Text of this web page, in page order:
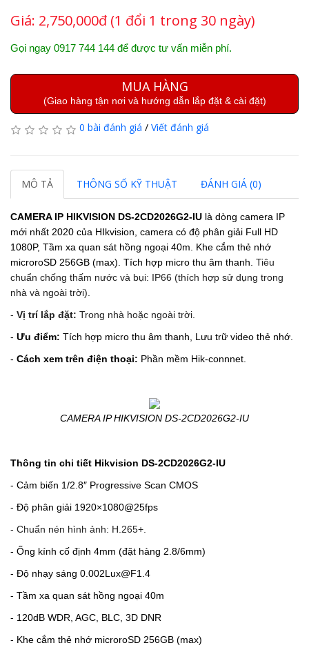
Giá: 2,750,000đ (1 đổi 1 trong 30 ngày)
Gọi ngay 0917 744 144 để được tư vấn miễn phí.
MUA HÀNG
(Giao hàng tận nơi và hướng dẫn lắp đặt & cài đặt)
0 bài đánh giá / Viết đánh giá
MÔ TẢ THÔNG SỐ KỸ THUẬT ĐÁNH GIÁ (0)
CAMERA IP HIKVISION DS-2CD2026G2-IU là dòng camera IP
mới nhất 2020 của HIkvision, camera có độ phân giải Full HD
1080P, Tầm xa quan sát hồng ngoại 40m. Khe cắm thẻ nhớ
microroSD 256GB (max). Tích hợp micro thu âm thanh. Tiêu
chuẩn chống thấm nước và bụi: IP66 (thích hợp sử dụng trong
nhà và ngoài trời).
- Vị trí lắp đặt: Trong nhà hoặc ngoài trời.
- Ưu điểm: Tích hợp micro thu âm thanh, Lưu trữ video thẻ nhớ.
- Cách xem trên điện thoại: Phần mềm Hik-connnet.
CAMERA IP HIKVISION DS-2CD2026G2-IU
Thông tin chi tiết Hikvision DS-2CD2026G2-IU
- Cảm biến 1/2.8″ Progressive Scan CMOS
- Độ phân giải 1920×1080@25fps
- Chuẩn nén hình ảnh: H.265+.
- Ống kính cố định 4mm (đặt hàng 2.8/6mm)
- Độ nhạy sáng 0.002Lux@F1.4
- Tầm xa quan sát hồng ngoại 40m
- 120dB WDR, AGC, BLC, 3D DNR
- Khe cắm thẻ nhớ microroSD 256GB (max)